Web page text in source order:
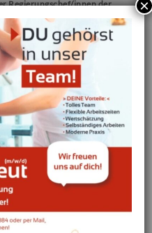
Regierungschef/innen der
mit Covid-19 und
durch die
dem 16.12.2020 erweiterte
in Kraft. Diese sind bis
Einrichtungen schließen. Dazu
wie Theater, Kinos,
auch Gastronomie und
dass medizinisch
×